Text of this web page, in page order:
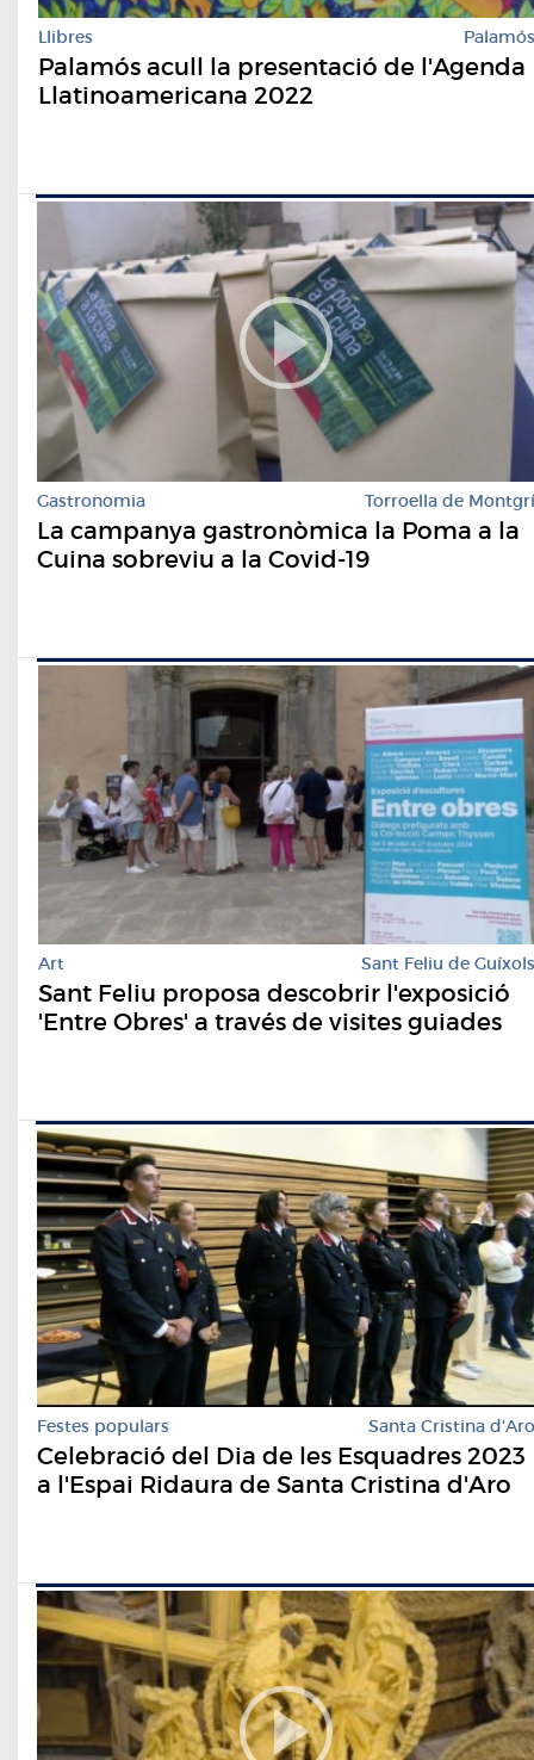
Llibres Palamós
Palamós acull la presentació de l'Agenda
Llatinoamericana 2022
Gastronomia Torroella de Montgrí
La campanya gastronòmica la Poma a la
Cuina sobreviu a la Covid-19
Art Sant Feliu de Guíxols
Sant Feliu proposa descobrir l'exposició
'Entre Obres' a través de visites guiades
Festes populars Santa Cristina d'Aro
Celebració del Dia de les Esquadres 2023
a l'Espai Ridaura de Santa Cristina d'Aro